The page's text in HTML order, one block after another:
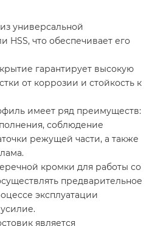
универсальной
HSS, что обеспечивает его
гарантирует высокую
от коррозии и стойкость к
имеет ряд преимуществ:
соблюдение
режущей части, а также
кромки для работы со
предварительное
эксплуатации
является